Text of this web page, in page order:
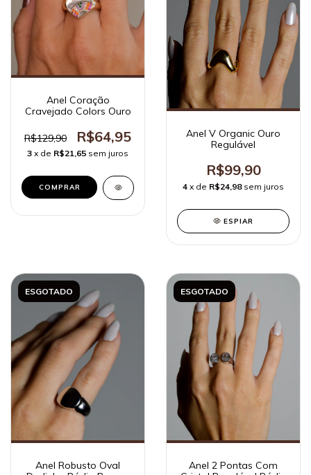
Anel Coração
Cravejado Colors Ouro
R$129,90 R$64,95
3 x de R$21,65 sem juros
COMPRAR
Anel V Organic Ouro
Regulável
R$99,90
4 x de R$24,98 sem juros
ESPIAR
ESGOTADO
Anel Robusto Oval
ESGOTADO
Anel 2 Pontas Com